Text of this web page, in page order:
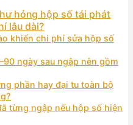
hỏng hộp số tái phát
lâu dài?
khiến chi phí sửa hộp số
ngày sau ngập nên gồm
phần hay đại tu toàn bộ
từng ngập nếu hộp số hiện